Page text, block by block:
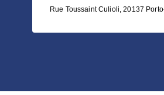
Rue Toussaint Culioli, 20137